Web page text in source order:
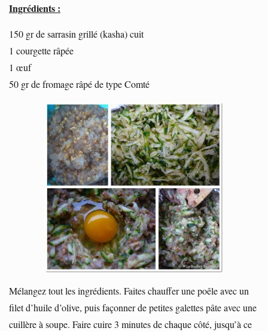
Ingrédients :
150 gr de sarrasin grillé (kasha) cuit
1 courgette râpée
1 œuf
50 gr de fromage râpé de type Comté
Mélangez tout les ingrédients. Faites chauffer une poêle avec un
filet d’huile d’olive, puis façonner de petites galettes pâte avec une
cuillère à soupe. Faire cuire 3 minutes de chaque côté, jusqu’à ce